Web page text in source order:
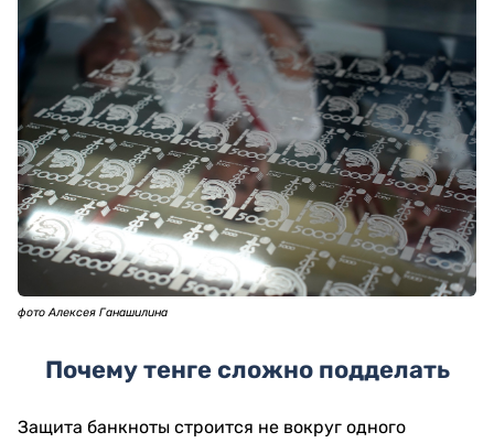
фото Алексея Ганашилина
Почему тенге сложно подделать
Защита банкноты строится не вокруг одного